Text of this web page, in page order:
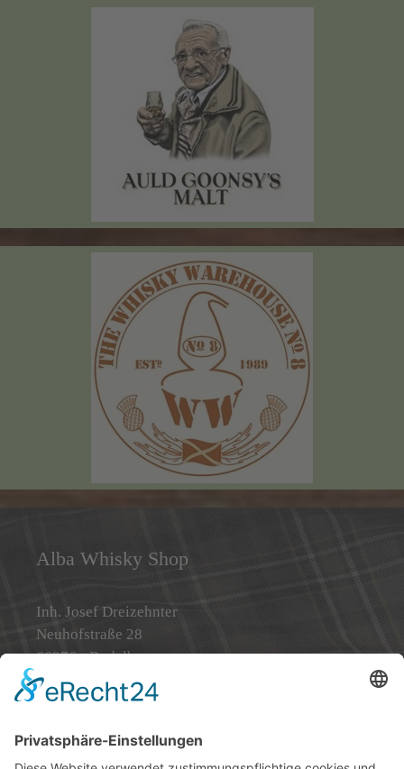
Alba Whisky Shop
Inh. Josef Dreizehnter
Neuhofstraße 28
66976 - Rodalben
Telefon: 0 63 31 / 71 50 09
Email: info@alba-whisky-shop.de